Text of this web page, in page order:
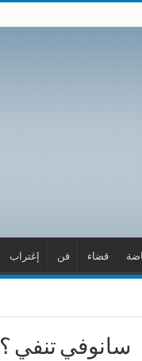
قضاء فن إغتراب
سانوفي تنفي ؟